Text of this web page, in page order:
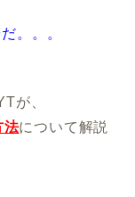
。。。
が、
法について解説